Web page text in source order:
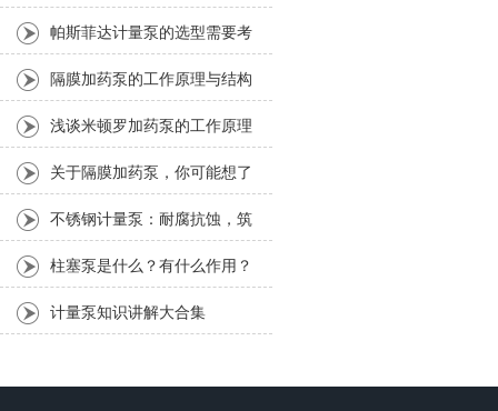
意哪些方面？
帕斯菲达计量泵的选型需要考
虑哪些因素？
隔膜加药泵的工作原理与结构
分析
浅谈米顿罗加药泵的工作原理
及其使用方法
关于隔膜加药泵，你可能想了
解这些内容
不锈钢计量泵：耐腐抗蚀，筑
牢化工精准加药安全防线
柱塞泵是什么？有什么作用？
计量泵知识讲解大合集